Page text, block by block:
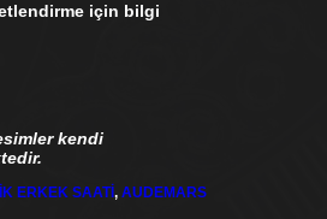
için bilgi
kendi
ERKEK SAATİ, AUDEMARS